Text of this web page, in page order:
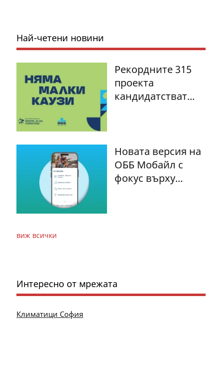
Най-четени новини
Рекордните 315
проекта
кандидатстват...
Новата версия на
ОББ Мобайл с
фокус върху...
виж всички
Интересно от мрежата
Климатици София